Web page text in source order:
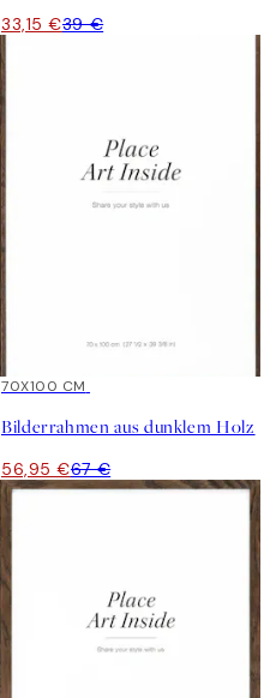
33,15 €39 €
15%*
70X100 CM
Bilderrahmen aus dunklem Holz
56,95 €67 €